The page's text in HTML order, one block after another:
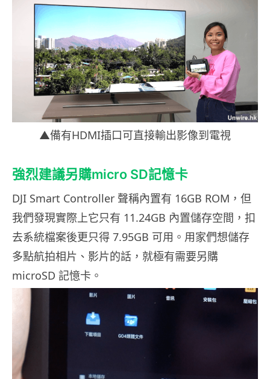
▲備有HDMI插口可直接輸出影像到電視
強烈建議另購micro SD記憶卡
DJI Smart Controller 聲稱內置有 16GB ROM，但
我們發現實際上它只有 11.24GB 內置儲存空間，扣
去系統檔案後更只得 7.95GB 可用。用家們想儲存
多點航拍相片、影片的話，就極有需要另購
microSD 記憶卡。